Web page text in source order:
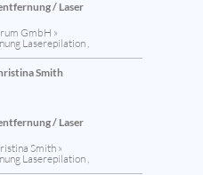
/ Laser
GmbH »
Laserepilation ,
Smith
/ Laser
Smith »
Laserepilation ,